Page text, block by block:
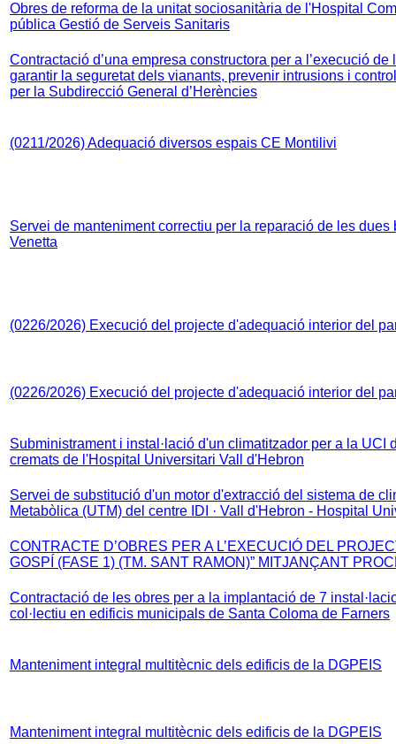
Obres de reforma de la unitat sociosanitària de l'Hospital
pública Gestió de Serveis Sanitaris
Contractació d’una empresa constructora per a l’execució
garantir la seguretat dels vianants, prevenir intrusions i
per la Subdirecció General d’Herències
(0211/2026) Adequació diversos espais CE Montilivi
Servei de manteniment correctiu per la reparació de les
Venetta
(0226/2026) Execució del projecte d'adequació interior del
(0226/2026) Execució del projecte d'adequació interior del
Subministrament i instal·lació d'un climatitzador per a la
cremats de l'Hospital Universitari Vall d'Hebron
Servei de substitució d'un motor d'extracció del sistema de
Metabòlica (UTM) del centre IDI · Vall d'Hebron - Hospital
CONTRACTE D’OBRES PER A L’EXECUCIÓ DEL
GOSPÍ (FASE 1) (TM. SANT RAMON)” MITJANÇANT
Contractació de les obres per a la implantació de 7
col·lectiu en edificis municipals de Santa Coloma de Farners
Manteniment integral multitècnic dels edificis de la DGPEIS
Manteniment integral multitècnic dels edificis de la DGPEIS